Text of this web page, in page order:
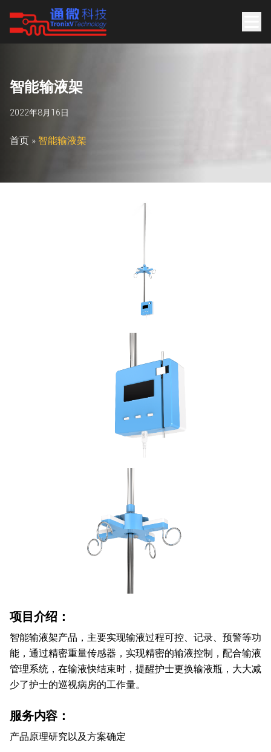
智能输液架
2022年8月16日
首页 » 智能输液架
项目介绍：
智能输液架产品，主要实现输液过程可控、记录、预警等功
能，通过精密重量传感器，实现精密的输液控制，配合输液
管理系统，在输液快结束时，提醒护士更换输液瓶，大大减
少了护士的巡视病房的工作量。
服务内容：
产品原理研究以及方案确定